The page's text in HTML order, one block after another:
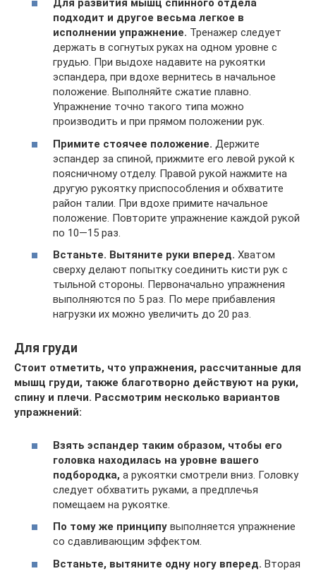
Для развития мышц спинного отдела
подходит и другое весьма легкое в
исполнении упражнение. Тренажер следует
держать в согнутых руках на одном уровне с
грудью. При выдохе надавите на рукоятки
эспандера, при вдохе вернитесь в начальное
положение. Выполняйте сжатие плавно.
Упражнение точно такого типа можно
производить и при прямом положении рук.
Примите стоячее положение. Держите
эспандер за спиной, прижмите его левой рукой к
поясничному отделу. Правой рукой нажмите на
другую рукоятку приспособления и обхватите
район талии. При вдохе примите начальное
положение. Повторите упражнение каждой рукой
по 10—15 раз.
Встаньте. Вытяните руки вперед. Хватом
сверху делают попытку соединить кисти рук с
тыльной стороны. Первоначально упражнения
выполняются по 5 раз. По мере прибавления
нагрузки их можно увеличить до 20 раз.
Для груди
Стоит отметить, что упражнения, рассчитанные для
мышц груди, также благотворно действуют на руки,
спину и плечи. Рассмотрим несколько вариантов
упражнений:
Взять эспандер таким образом, чтобы его
головка находилась на уровне вашего
подбородка, а рукоятки смотрели вниз. Головку
следует обхватить руками, а предплечья
помещаем на рукоятке.
По тому же принципу выполняется упражнение
со сдавливающим эффектом.
Встаньте, вытяните одну ногу вперед. Вторая